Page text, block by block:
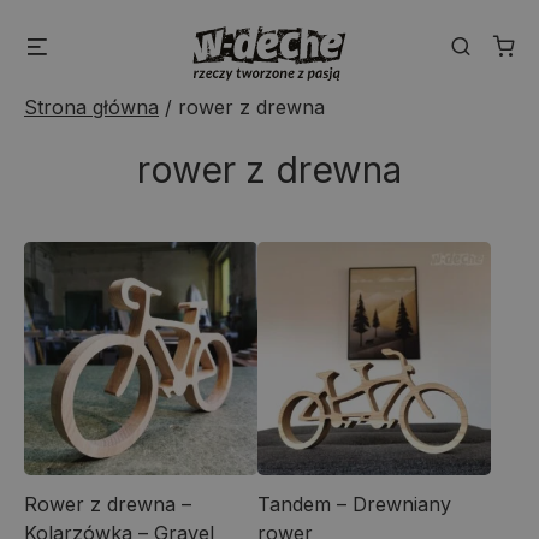
Search
Strona główna / rower z drewna
rower z drewna
Rower z drewna –
Kolarzówka – Gravel
Tandem – Drewniany
rower